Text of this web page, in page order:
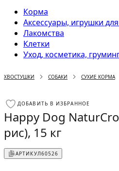
Корма
Аксессуары, игрушки
Лакомства
Клетки
Уход, косметика,
ХВОСТУШКИ СОБАКИ СУХИЕ КОРМА
ДОБАВИТЬ В ИЗБРАННОЕ
Happy Dog
рис), 15 кг
АРТИКУЛ60526